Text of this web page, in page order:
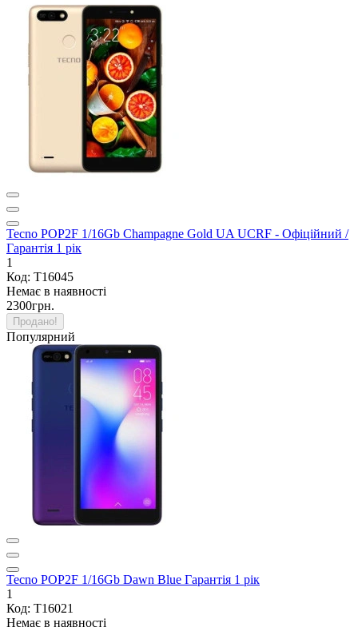
Tecno POP2F 1/16Gb Champagne Gold UA UCRF - Офіційний /
Гарантія 1 рік
1
Код: T16045
Немає в наявності
2300грн.
Продано!
Популярний
Tecno POP2F 1/16Gb Dawn Blue Гарантія 1 рік
1
Код: T16021
Немає в наявності